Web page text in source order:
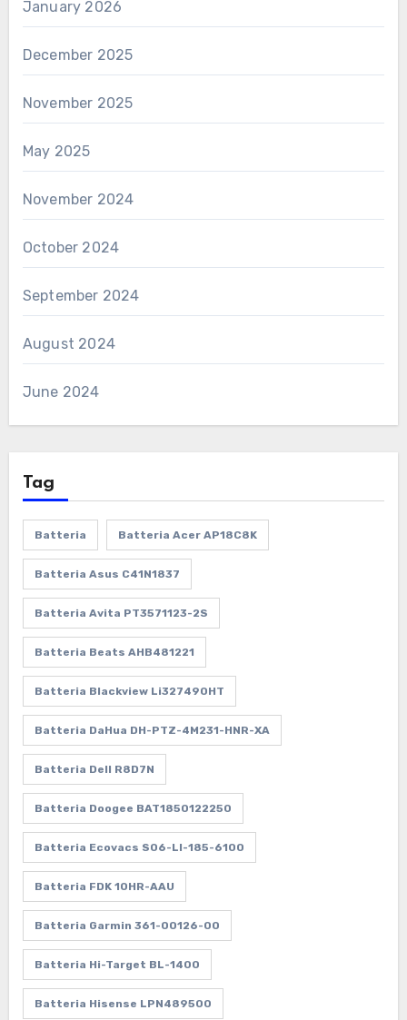
January 2026
December 2025
November 2025
May 2025
November 2024
October 2024
September 2024
August 2024
June 2024
Tag
Batteria Batteria Acer AP18C8K
Batteria Asus C41N1837
Batteria Avita PT3571123-2S
Batteria Beats AHB481221
Batteria Blackview Li327490HT
Batteria DaHua DH-PTZ-4M231-HNR-XA
Batteria Dell R8D7N
Batteria Doogee BAT1850122250
Batteria Ecovacs S06-LI-185-6100
Batteria FDK 10HR-AAU
Batteria Garmin 361-00126-00
Batteria Hi-Target BL-1400
Batteria Hisense LPN489500